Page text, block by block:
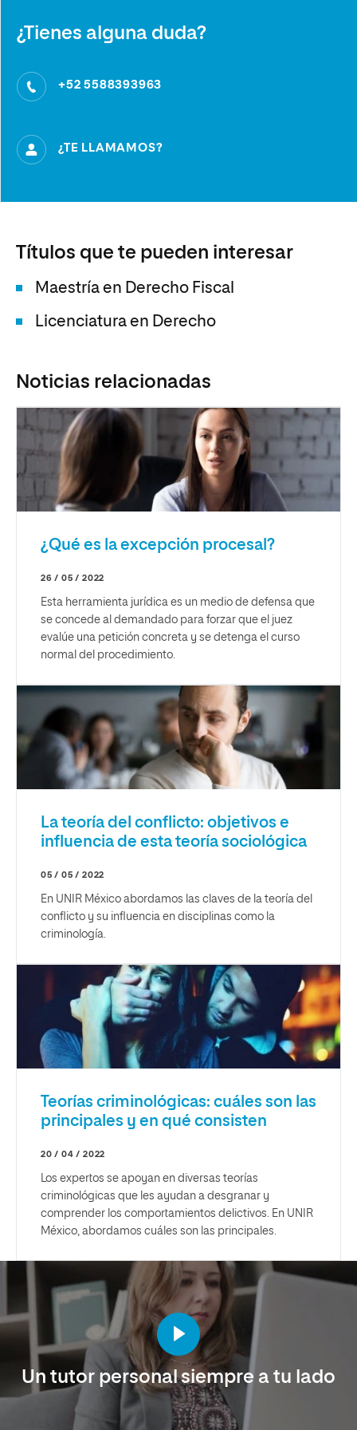
¿Tienes alguna duda?
+52 5588393963
¿TE LLAMAMOS?
Títulos que te pueden interesar
Maestría en Derecho Fiscal
Licenciatura en Derecho
Noticias relacionadas
¿Qué es la excepción procesal?
26 / 05 / 2022
Esta herramienta jurídica es un medio de defensa que
se concede al demandado para forzar que el juez
evalúe una petición concreta y se detenga el curso
normal del procedimiento.
La teoría del conflicto: objetivos e
influencia de esta teoría sociológica
05 / 05 / 2022
En UNIR México abordamos las claves de la teoría del
conflicto y su influencia en disciplinas como la
criminología.
Teorías criminológicas: cuáles son las
principales y en qué consisten
20 / 04 / 2022
Los expertos se apoyan en diversas teorías
criminológicas que les ayudan a desgranar y
comprender los comportamientos delictivos. En UNIR
México, abordamos cuáles son las principales.
Un tutor personal siempre a tu lado